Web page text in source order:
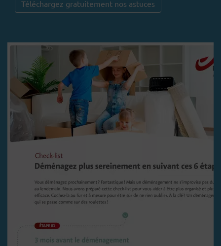
Téléchargez gratuitement nos astuces